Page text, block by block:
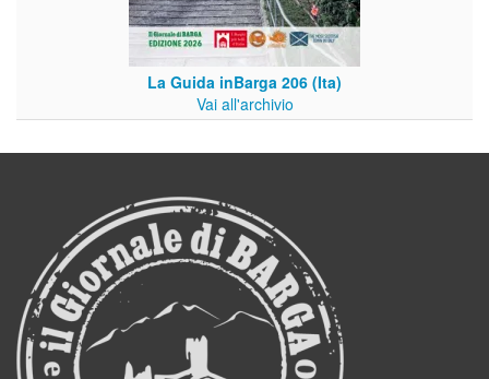
La Guida inBarga 206 (Ita)
Vai all'archivio